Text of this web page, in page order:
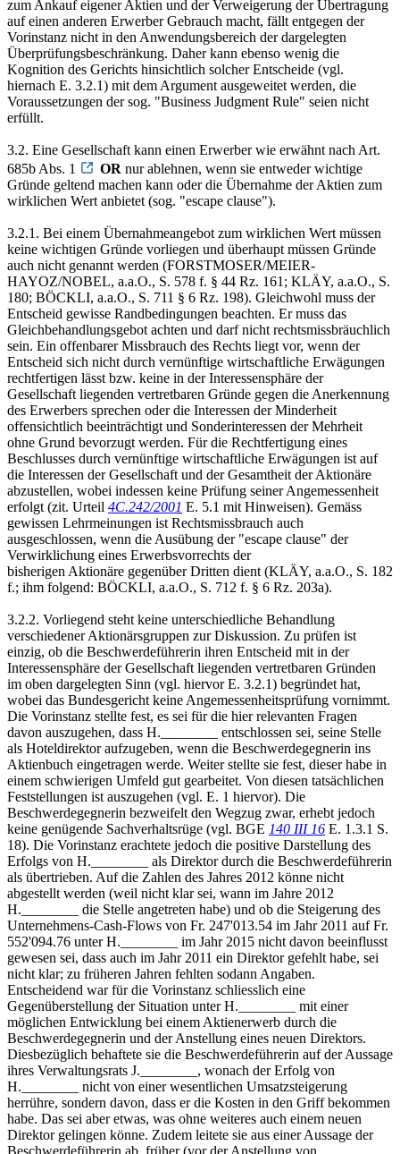
zum Ankauf eigener Aktien und der Verweigerung der Übertragung
auf einen anderen Erwerber Gebrauch macht, fällt entgegen der
Vorinstanz nicht in den Anwendungsbereich der dargelegten
Überprüfungsbeschränkung. Daher kann ebenso wenig die
Kognition des Gerichts hinsichtlich solcher Entscheide (vgl.
hiernach E. 3.2.1) mit dem Argument ausgeweitet werden, die
Voraussetzungen der sog. "Business Judgment Rule" seien nicht
erfüllt.
3.2. Eine Gesellschaft kann einen Erwerber wie erwähnt nach Art.
685b Abs. 1
OR nur ablehnen, wenn sie entweder wichtige
Gründe geltend machen kann oder die Übernahme der Aktien zum
wirklichen Wert anbietet (sog. "escape clause").
3.2.1. Bei einem Übernahmeangebot zum wirklichen Wert müssen
keine wichtigen Gründe vorliegen und überhaupt müssen Gründe
auch nicht genannt werden (FORSTMOSER/MEIER-
HAYOZ/NOBEL, a.a.O., S. 578 f. § 44 Rz. 161; KLÄY, a.a.O., S.
180; BÖCKLI, a.a.O., S. 711 § 6 Rz. 198). Gleichwohl muss der
Entscheid gewisse Randbedingungen beachten. Er muss das
Gleichbehandlungsgebot achten und darf nicht rechtsmissbräuchlich
sein. Ein offenbarer Missbrauch des Rechts liegt vor, wenn der
Entscheid sich nicht durch vernünftige wirtschaftliche Erwägungen
rechtfertigen lässt bzw. keine in der Interessensphäre der
Gesellschaft liegenden vertretbaren Gründe gegen die Anerkennung
des Erwerbers sprechen oder die Interessen der Minderheit
offensichtlich beeinträchtigt und Sonderinteressen der Mehrheit
ohne Grund bevorzugt werden. Für die Rechtfertigung eines
Beschlusses durch vernünftige wirtschaftliche Erwägungen ist auf
die Interessen der Gesellschaft und der Gesamtheit der Aktionäre
abzustellen, wobei indessen keine Prüfung seiner Angemessenheit
erfolgt (zit. Urteil 4C.242/2001 E. 5.1 mit Hinweisen). Gemäss
gewissen Lehrmeinungen ist Rechtsmissbrauch auch
ausgeschlossen, wenn die Ausübung der "escape clause" der
Verwirklichung eines Erwerbsvorrechts der
bisherigen Aktionäre gegenüber Dritten dient (KLÄY, a.a.O., S. 182
f.; ihm folgend: BÖCKLI, a.a.O., S. 712 f. § 6 Rz. 203a).
3.2.2. Vorliegend steht keine unterschiedliche Behandlung
verschiedener Aktionärsgruppen zur Diskussion. Zu prüfen ist
einzig, ob die Beschwerdeführerin ihren Entscheid mit in der
Interessensphäre der Gesellschaft liegenden vertretbaren Gründen
im oben dargelegten Sinn (vgl. hiervor E. 3.2.1) begründet hat,
wobei das Bundesgericht keine Angemessenheitsprüfung vornimmt.
Die Vorinstanz stellte fest, es sei für die hier relevanten Fragen
davon auszugehen, dass H.________ entschlossen sei, seine Stelle
als Hoteldirektor aufzugeben, wenn die Beschwerdegegnerin ins
Aktienbuch eingetragen werde. Weiter stellte sie fest, dieser habe in
einem schwierigen Umfeld gut gearbeitet. Von diesen tatsächlichen
Feststellungen ist auszugehen (vgl. E. 1 hiervor). Die
Beschwerdegegnerin bezweifelt den Wegzug zwar, erhebt jedoch
keine genügende Sachverhaltsrüge (vgl. BGE 140 III 16 E. 1.3.1 S.
18). Die Vorinstanz erachtete jedoch die positive Darstellung des
Erfolgs von H.________ als Direktor durch die Beschwerdeführerin
als übertrieben. Auf die Zahlen des Jahres 2012 könne nicht
abgestellt werden (weil nicht klar sei, wann im Jahre 2012
H.________ die Stelle angetreten habe) und ob die Steigerung des
Unternehmens-Cash-Flows von Fr. 247'013.54 im Jahr 2011 auf Fr.
552'094.76 unter H.________ im Jahr 2015 nicht davon beeinflusst
gewesen sei, dass auch im Jahr 2011 ein Direktor gefehlt habe, sei
nicht klar; zu früheren Jahren fehlten sodann Angaben.
Entscheidend war für die Vorinstanz schliesslich eine
Gegenüberstellung der Situation unter H.________ mit einer
möglichen Entwicklung bei einem Aktienerwerb durch die
Beschwerdegegnerin und der Anstellung eines neuen Direktors.
Diesbezüglich behaftete sie die Beschwerdeführerin auf der Aussage
ihres Verwaltungsrats J.________, wonach der Erfolg von
H.________ nicht von einer wesentlichen Umsatzsteigerung
herrühre, sondern davon, dass er die Kosten in den Griff bekommen
habe. Das sei aber etwas, was ohne weiteres auch einem neuen
Direktor gelingen könne. Zudem leitete sie aus einer Aussage der
Beschwerdeführerin ab, früher (vor der Anstellung von